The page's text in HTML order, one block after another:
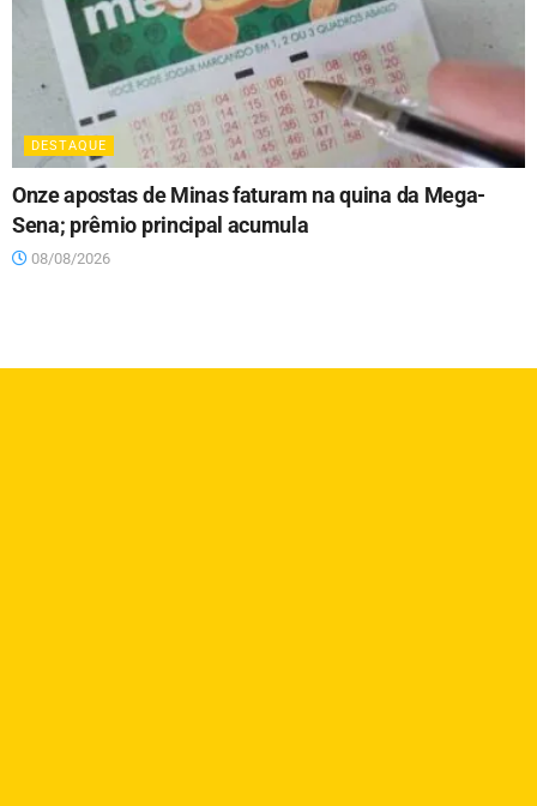
DESTAQUE
Onze apostas de Minas faturam na quina da Mega-
Sena; prêmio principal acumula
08/08/2026